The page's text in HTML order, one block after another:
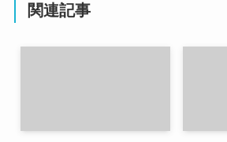
関連記事